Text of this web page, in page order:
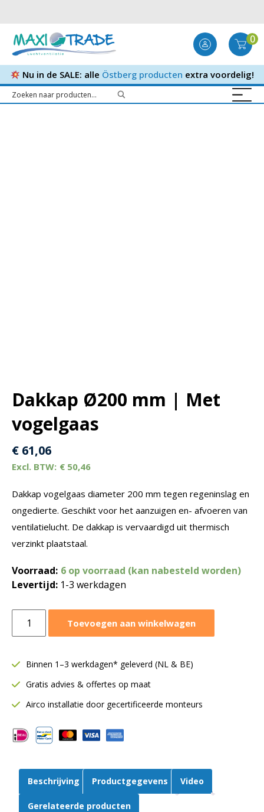
0
Nu in de SALE: alle Östberg producten extra voordelig!
Dakkap Ø200 mm | Met
vogelgaas
€ 61,06
€ 50,46
Dakkap vogelgaas diameter 200 mm tegen regeninslag en
ongedierte. Geschikt voor het aanzuigen en- afvoeren van
ventilatielucht. De dakkap is vervaardigd uit thermisch
verzinkt plaatstaal.
Voorraad: 6 op voorraad (kan nabesteld worden)
Levertijd: 1-3 werkdagen
Ø200
vogelgaas
aantal
Toevoegen aan winkelwagen
Binnen 1–3 werkdagen* geleverd (NL & BE)
Gratis advies & offertes op maat
Airco installatie door gecertificeerde monteurs
Beschrijving Productgegevens Video
Gerelateerde producten